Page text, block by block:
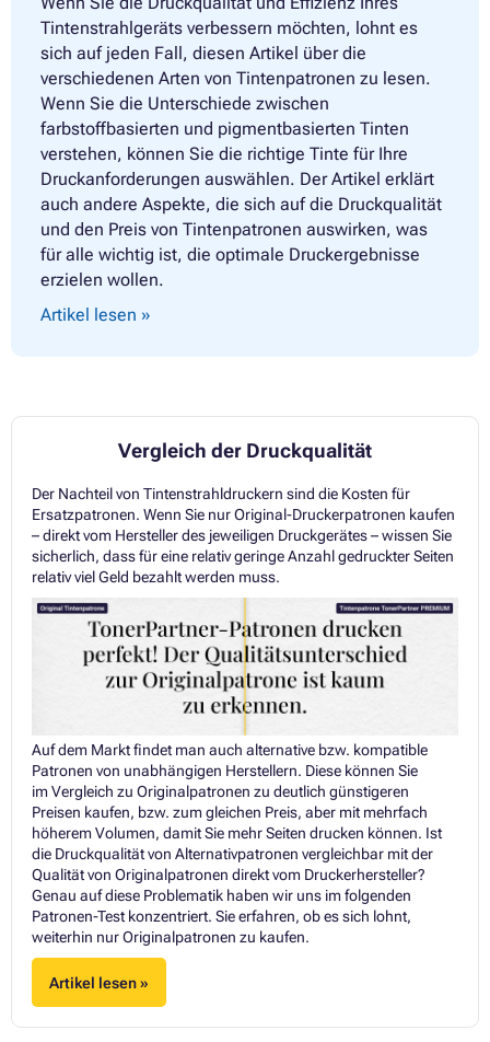
Tintenstrahlgeräts verbessern möchten, lohnt es
sich auf jeden Fall, diesen Artikel über die
verschiedenen Arten von Tintenpatronen zu lesen.
Wenn Sie die Unterschiede zwischen
farbstoffbasierten und pigmentbasierten Tinten
verstehen, können Sie die richtige Tinte für Ihre
Druckanforderungen auswählen. Der Artikel erklärt
auch andere Aspekte, die sich auf die Druckqualität
und den Preis von Tintenpatronen auswirken, was
für alle wichtig ist, die optimale Druckergebnisse
erzielen wollen.
Artikel lesen »
Vergleich der Druckqualität
Der Nachteil von Tintenstrahldruckern sind die Kosten für
Ersatzpatronen. Wenn Sie nur Original-Druckerpatronen kaufen
– direkt vom Hersteller des jeweiligen Druckgerätes – wissen Sie
sicherlich, dass für eine relativ geringe Anzahl gedruckter Seiten
relativ viel Geld bezahlt werden muss.
Auf dem Markt findet man auch alternative bzw. kompatible
Patronen von unabhängigen Herstellern. Diese können Sie
im Vergleich zu Originalpatronen zu deutlich günstigeren
Preisen kaufen, bzw. zum gleichen Preis, aber mit mehrfach
höherem Volumen, damit Sie mehr Seiten drucken können. Ist
die Druckqualität von Alternativpatronen vergleichbar mit der
Qualität von Originalpatronen direkt vom Druckerhersteller?
Genau auf diese Problematik haben wir uns im folgenden
Patronen-Test konzentriert. Sie erfahren, ob es sich lohnt,
weiterhin nur Originalpatronen zu kaufen.
Artikel lesen »